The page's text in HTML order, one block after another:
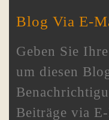
Blog Via E-
Geben Sie
um diesen
Beiträge via